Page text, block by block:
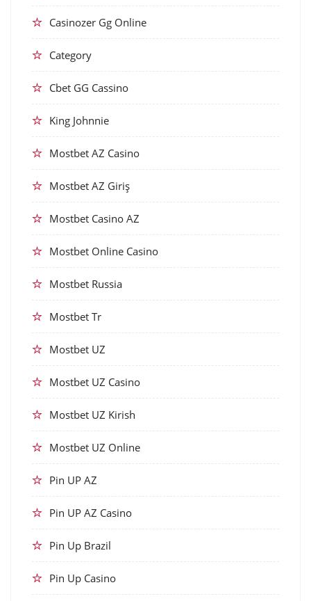
Casinozer Gg Online
Category
Cbet GG Cassino
King Johnnie
Mostbet AZ Casino
Mostbet AZ Giriş
Mostbet Casino AZ
Mostbet Online Casino
Mostbet Russia
Mostbet Tr
Mostbet UZ
Mostbet UZ Casino
Mostbet UZ Kirish
Mostbet UZ Online
Pin UP AZ
Pin UP AZ Casino
Pin Up Brazil
Pin Up Casino